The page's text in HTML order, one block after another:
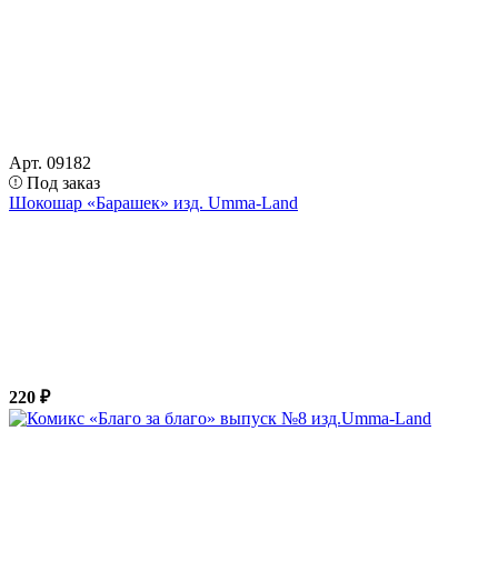
Арт. 09182
Под заказ
Шокошар «Барашек» изд. Umma-Land
220 ₽